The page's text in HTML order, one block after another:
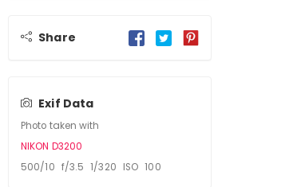
Share
Exif Data
Photo taken with
NIKON D3200
500/10 f/3.5 1/320 ISO 100